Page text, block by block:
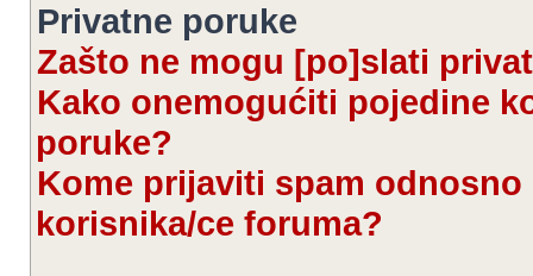
Privatne poruke
Zašto ne mogu [po]slati
Kako onemogućiti pojedine
poruke?
Kome prijaviti spam
korisnika/ce foruma?